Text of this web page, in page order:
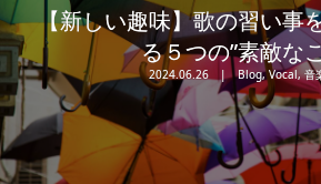
【新しい趣味】歌の習い事
る５つの”素敵な
2024.06.26 Blog,Vocal,音